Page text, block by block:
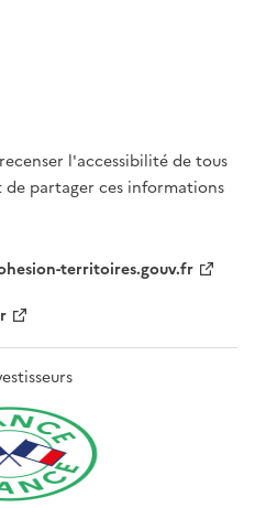
l'accessibilité de tous
partager ces informations
territoires.gouv.fr